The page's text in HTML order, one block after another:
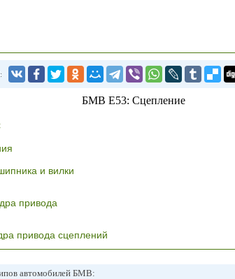
БМВ E53: Сцепление
и вилки
привода
привода сцеплений
автомобилей БМВ: